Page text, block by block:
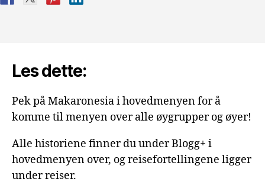
Les dette:
Pek på Makaronesia i hovedmenyen for å
komme til menyen over alle øygrupper og øyer!
Alle historiene finner du under Blogg+ i
hovedmenyen over, og reisefortellingene ligger
under reiser.